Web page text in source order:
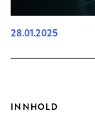
28.01.2025
INNHOLD